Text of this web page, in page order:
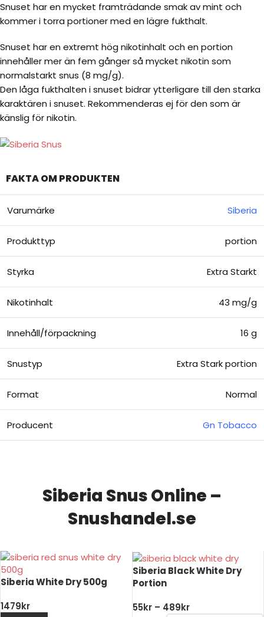
Snuset har en mycket framträdande smak av mint och
kommer i torra portioner med en lägre fukthalt.
Snuset har en extremt hög nikotinhalt och en portion
innehåller mer än fem gånger så mycket nikotin som
normalstarkt snus (8 mg/g).
Den låga fukthalten i snuset bidrar ytterligare till den starka
karaktären i snuset. Rekommenderas ej för den som är
känslig för nikotin.
FAKTA OM PRODUKTEN
Varumärke Siberia
Produkttyp portion
Styrka Extra Starkt
Nikotinhalt 43 mg/g
Innehåll/förpackning 16 g
Snustyp Extra Stark portion
Format Normal
Producent Gn Tobacco
Siberia Snus Online –
Snushandel.se
Siberia White Dry 500g
1479kr
Siberia Black White Dry
Portion
55kr – 489kr